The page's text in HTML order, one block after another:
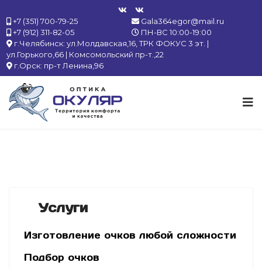
+7 (351) 700-79-25
+7 (912) 311-82-05
Gala364egor@mail.ru
ПН-ВС 10:00-19:00
г.Челябинск: ул.Молдавская,16, ТРК ФОКУС 3 эт. |
ул.Горького,66 | Комсомольский пр-т.,22
г.Орск: пр-т Ленина,96
Услуги
Изготовление очков любой сложности
Подбор очков